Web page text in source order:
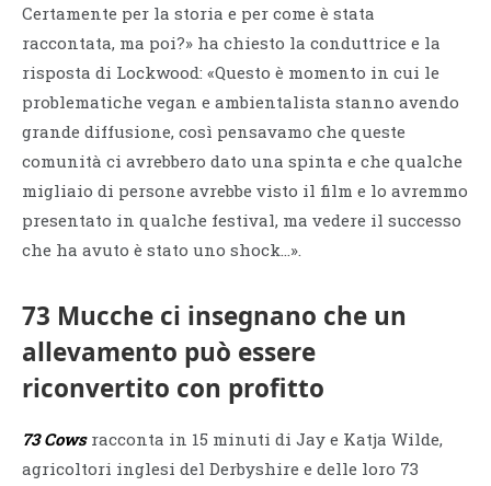
Certamente per la storia e per come è stata
raccontata, ma poi?» ha chiesto la conduttrice e la
risposta di Lockwood: «Questo è momento in cui le
problematiche vegan e ambientalista stanno avendo
grande diffusione, così pensavamo che queste
comunità ci avrebbero dato una spinta e che qualche
migliaio di persone avrebbe visto il film e lo avremmo
presentato in qualche festival, ma vedere il successo
che ha avuto è stato uno shock…».
73 Mucche ci insegnano che un
allevamento può essere
riconvertito con profitto
73 Cowsracconta in 15 minuti di Jay e Katja Wilde,
agricoltori inglesi del Derbyshire e delle loro 73